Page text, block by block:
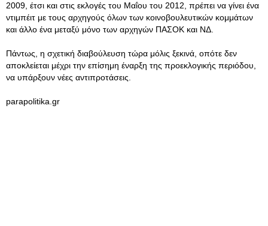
2009, έτσι και στις εκλογές του Μαΐου του 2012, πρέπει να γίνει ένα
ντιμπέιτ με τους αρχηγούς όλων των κοινοβουλευτικών κομμάτων
και άλλο ένα μεταξύ μόνο των αρχηγών ΠΑΣΟΚ και ΝΔ.
Πάντως, η σχετική διαβούλευση τώρα μόλις ξεκινά, οπότε δεν
αποκλείεται μέχρι την επίσημη έναρξη της προεκλογικής περιόδου,
να υπάρξουν νέες αντιπροτάσεις.
parapolitika.gr